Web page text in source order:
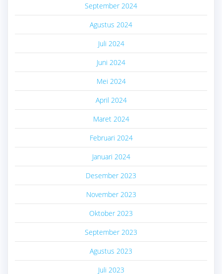
September 2024
Agustus 2024
Juli 2024
Juni 2024
Mei 2024
April 2024
Maret 2024
Februari 2024
Januari 2024
Desember 2023
November 2023
Oktober 2023
September 2023
Agustus 2023
Juli 2023